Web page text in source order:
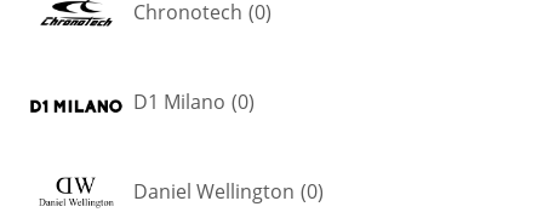
Chronotech (0)
D1 Milano (0)
Daniel Wellington (0)